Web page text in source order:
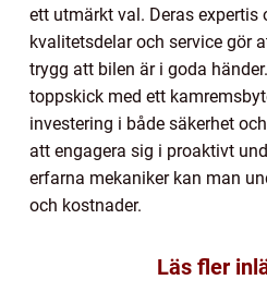
ett utmärkt val. Deras expertis
kvalitetsdelar och service gör
trygg att bilen är i goda
toppskick med ett
investering i både säkerhet
att engagera sig i proaktivt
erfarna mekaniker kan man
och kostnader.
Läs fler